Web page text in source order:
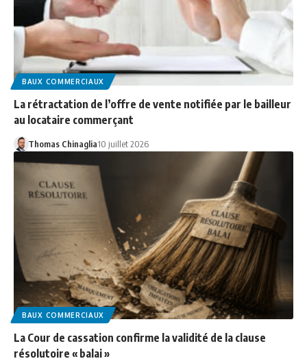
BAUX COMMERCIAUX
La rétractation de l’offre de vente notifiée par le bailleur
au locataire commerçant
Thomas Chinaglia10 juillet 2026
BAUX COMMERCIAUX
La Cour de cassation confirme la validité de la clause
résolutoire « balai »